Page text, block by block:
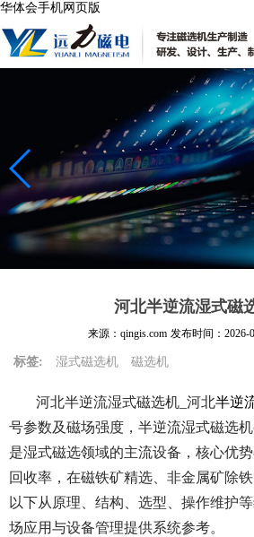
华体会手机网页版
河北半逆流湿式磁
来源：qingis.com 发布时间： 2026-
标签: 湿式磁选机 磁选机
河北半逆流湿式磁选机_河北半逆
号参数及磁场强度，半逆流湿式磁选
是湿式磁选领域的主流设备，核心优
回收率，在磁铁矿精选、非金属矿除
以下从原理、结构、选型、操作维护
场应用与设备管理提供系统参考。